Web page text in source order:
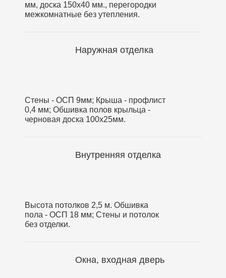
мм, доска 150х40 мм., перегородки
межкомнатные без утепления.
Наружная отделка
Стены - ОСП 9мм; Крыша - профлист
0,4 мм; Обшивка полов крыльца -
черновая доска 100х25мм.
Внутренняя отделка
Высота потолков 2,5 м. Обшивка
пола - ОСП 18 мм; Стены и потолок
без отделки.
Окна, входная дверь